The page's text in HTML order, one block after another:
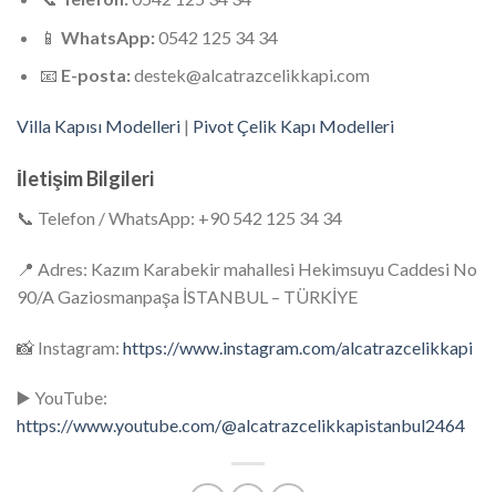
📱 WhatsApp:0542 125 34 34
📧 E-posta:destek@alcatrazcelikkapi.com
Villa Kapısı Modelleri | Pivot Çelik Kapı Modelleri
İletişim Bilgileri
📞 Telefon / WhatsApp: +90 542 125 34 34
📍 Adres: Kazım Karabekir mahallesi Hekimsuyu Caddesi No
90/A Gaziosmanpaşa İSTANBUL – TÜRKİYE
📸 Instagram: https://www.instagram.com/alcatrazcelikkapi
▶️ YouTube:
https://www.youtube.com/@alcatrazcelikkapistanbul2464